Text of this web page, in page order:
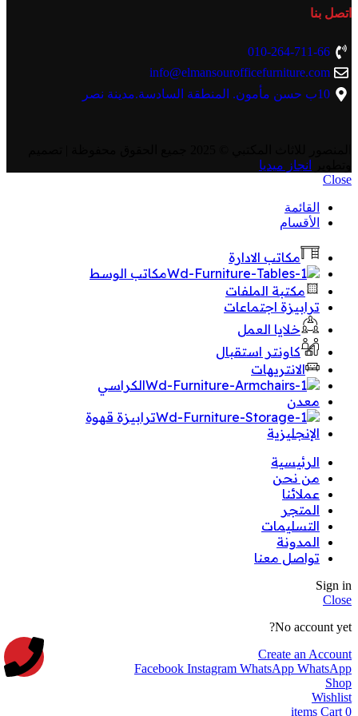
اتصل بنا
010-264-711-66
info@elmansourofficefurniture.com
10ب حسن مأمون. المنطقة السادسة.مدينة نصر
انجاز ميديا
Close
القائمة
الأقسام
مكاتب الادارة
مكاتب الوسط
مكتبة الملفات
ترابيزة اجتماعات
خلايا العمل
كاونتر استقبال
الانتريهات
الكراسي
معدن
ترابيزة قهوة
الإنجليزية
الرئيسية
من نحن
عملائنا
المتجر
التسليمات
المدونة
تواصل معنا
Sign in
Close
No account yet?
Create an Account
Facebook Instagram WhatsApp WhatsApp
Shop
Wishlist
0
items Cart